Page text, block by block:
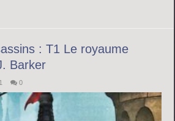
: T1 Le royaume
Barker
0